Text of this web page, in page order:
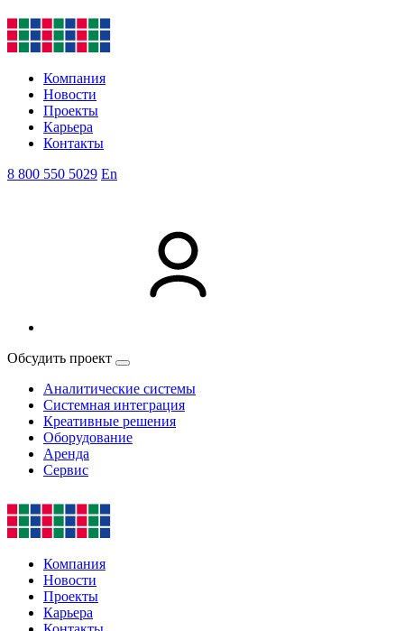
Компания
Новости
Проекты
Карьера
Контакты
8 800 550 5029 En
Обсудить проект
Аналитические системы
Системная интеграция
Креативные решения
Оборудование
Аренда
Сервис
Компания
Новости
Проекты
Карьера